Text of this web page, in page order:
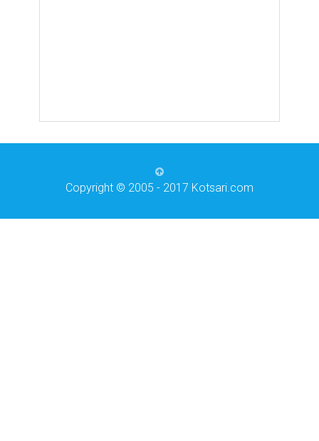
Copyright © 2005 - 2017 Kotsari.com